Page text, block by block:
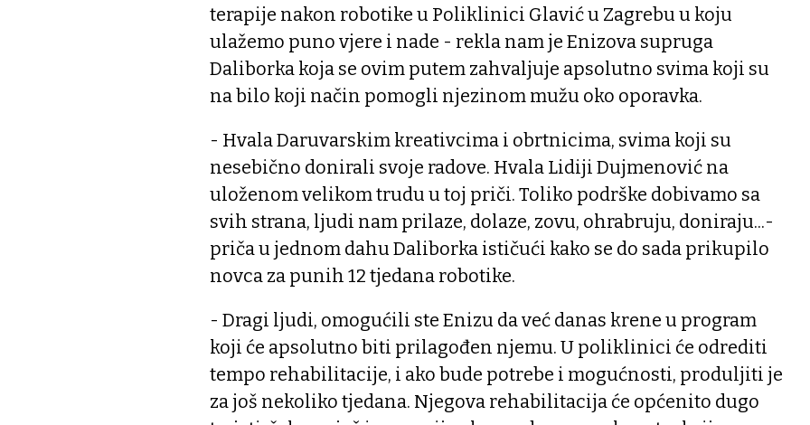
terapije nakon robotike u Poliklinici Glavić u Zagrebu u koju
ulažemo puno vjere i nade - rekla nam je Enizova supruga
Daliborka koja se ovim putem zahvaljuje apsolutno svima koji su
na bilo koji način pomogli njezinom mužu oko oporavka.
- Hvala Daruvarskim kreativcima i obrtnicima, svima koji su
nesebično donirali svoje radove. Hvala Lidiji Dujmenović na
uloženom velikom trudu u toj priči. Toliko podrške dobivamo sa
svih strana, ljudi nam prilaze, dolaze, zovu, ohrabruju, doniraju...-
priča u jednom dahu Daliborka ističući kako se do sada prikupilo
novca za punih 12 tjedana robotike.
- Dragi ljudi, omogućili ste Enizu da već danas krene u program
koji će apsolutno biti prilagođen njemu. U poliklinici će odrediti
tempo rehabilitacije, i ako bude potrebe i mogućnosti, produljiti je
za još nekoliko tjedana. Njegova rehabilitacija će općenito dugo